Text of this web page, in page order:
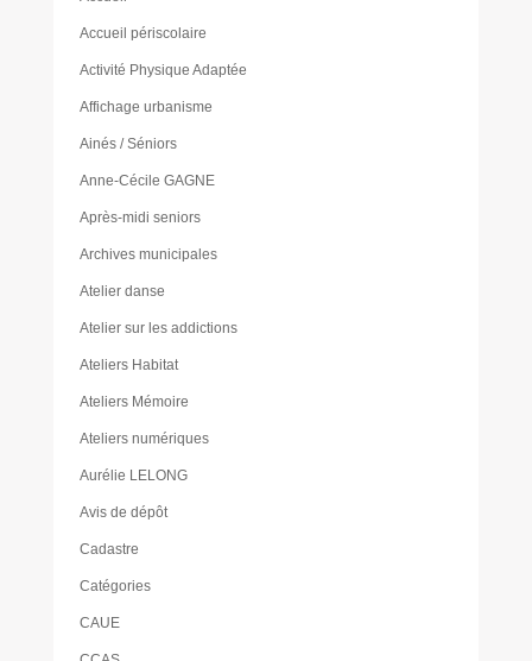
Accueil périscolaire
Activité Physique Adaptée
Affichage urbanisme
Ainés / Séniors
Anne-Cécile GAGNE
Après-midi seniors
Archives municipales
Atelier danse
Atelier sur les addictions
Ateliers Habitat
Ateliers Mémoire
Ateliers numériques
Aurélie LELONG
Avis de dépôt
Cadastre
Catégories
CAUE